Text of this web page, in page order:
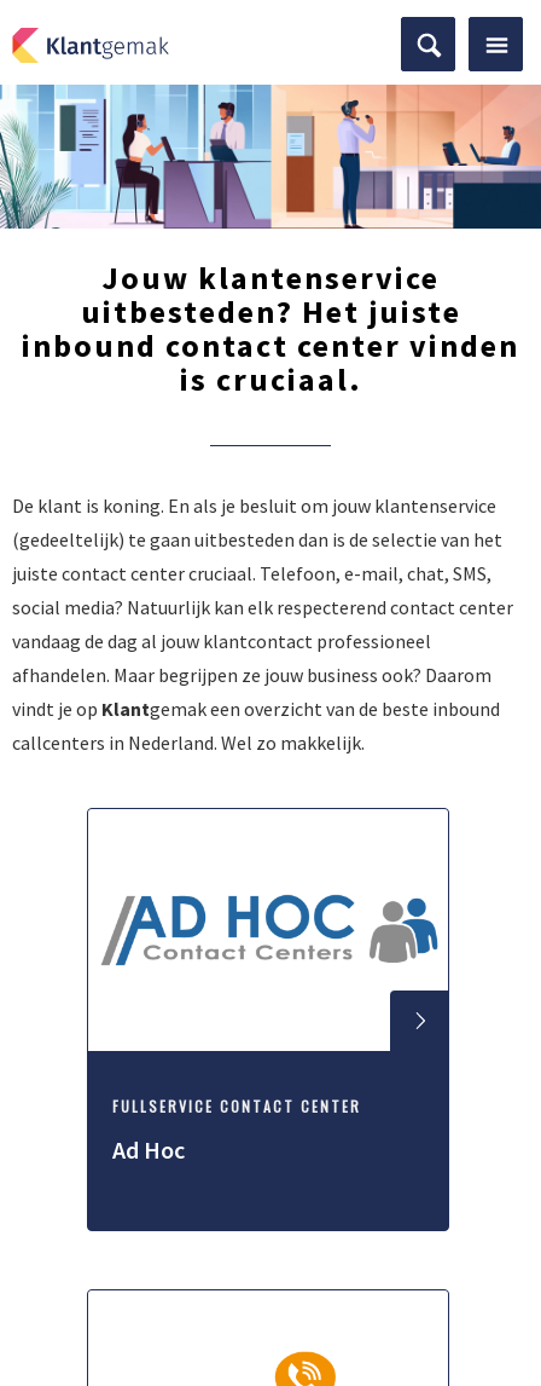
Jouw klantenservice
uitbesteden? Het juiste
inbound contact center vinden
is cruciaal.
De klant is koning. En als je besluit om jouw klantenservice
(gedeeltelijk) te gaan uitbesteden dan is de selectie van het
juiste contact center cruciaal. Telefoon, e-mail, chat, SMS,
social media? Natuurlijk kan elk respecterend contact center
vandaag de dag al jouw klantcontact professioneel
afhandelen. Maar begrijpen ze jouw business ook? Daarom
vindt je op Klantgemak een overzicht van de beste inbound
callcenters in Nederland. Wel zo makkelijk.
FULLSERVICE CONTACT CENTER
Ad Hoc